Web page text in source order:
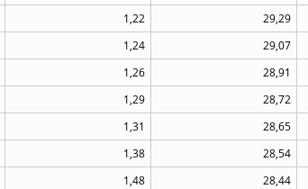
1,22 29,29
1,24 29,07
1,26 28,91
1,29 28,72
1,31 28,65
1,38 28,54
1,48 28,44